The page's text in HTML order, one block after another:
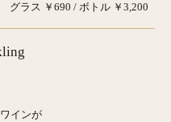
グラス ￥690 / ボトル ￥3,200
インが